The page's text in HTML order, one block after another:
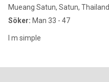
Mueang Satun, Satun, Thailand
Söker: Man 33 - 47
I m simple